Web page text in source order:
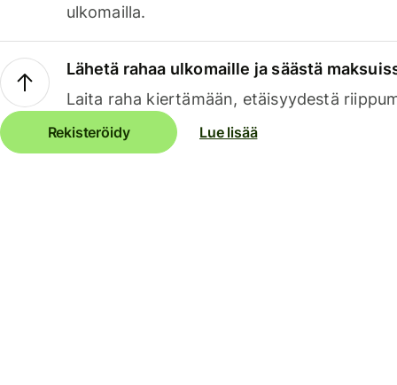
ulkomailla.
Lähetä rahaa ulkomaille ja säästä
Laita raha kiertämään, etäisyydestä
Rekisteröidy Lue lisää